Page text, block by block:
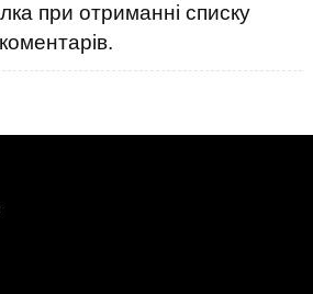
при отриманні списку
коментарів.